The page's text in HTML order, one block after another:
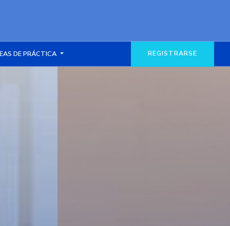
DE PRÁCTICA REGISTRARSE